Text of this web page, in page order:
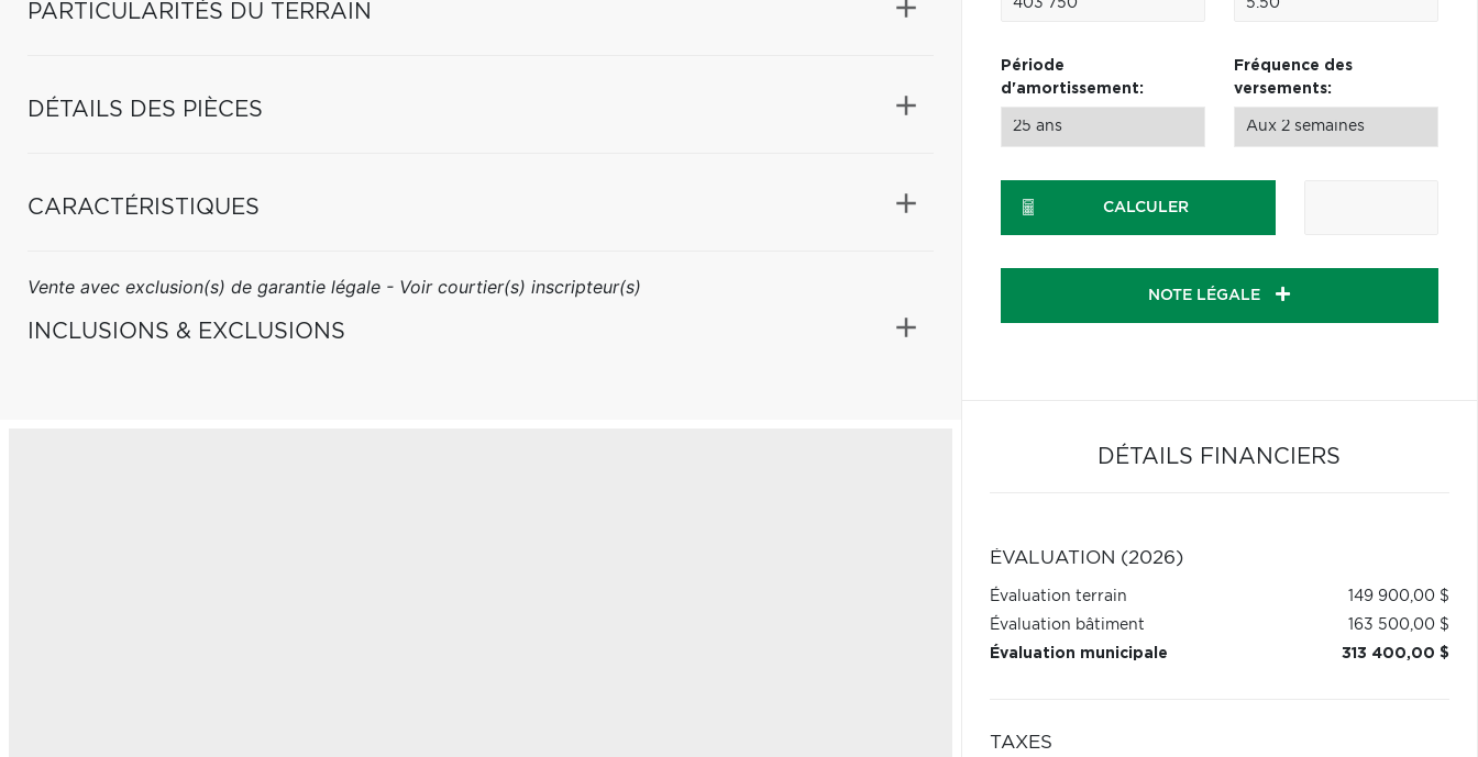
PARTICULARITÉS DU TERRAIN
DÉTAILS DES PIÈCES
CARACTÉRISTIQUES
Vente avec exclusion(s) de garantie légale - Voir courtier(s) inscripteur(s)
INCLUSIONS & EXCLUSIONS
Période
d'amortissement:
Fréquence des
versements:
CALCULER
NOTE LÉGALE
DÉTAILS FINANCIERS
ÉVALUATION (2026)
Évaluation terrain
149 900,00 $
Évaluation bâtiment
163 500,00 $
Évaluation municipale
313 400,00 $
TAXES